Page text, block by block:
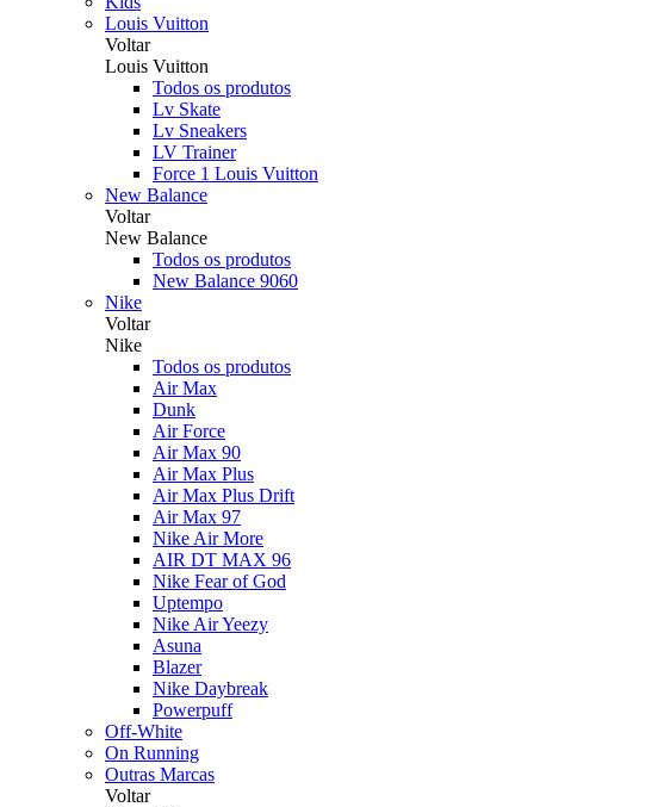
Louis Vuitton
Voltar
Louis Vuitton
Todos os produtos
Lv Skate
Lv Sneakers
LV Trainer
Force 1 Louis Vuitton
New Balance
Voltar
New Balance
Todos os produtos
New Balance 9060
Nike
Voltar
Nike
Todos os produtos
Air Max
Dunk
Air Force
Air Max 90
Air Max Plus
Air Max Plus Drift
Air Max 97
Nike Air More
AIR DT MAX 96
Nike Fear of God
Uptempo
Nike Air Yeezy
Asuna
Blazer
Nike Daybreak
Powerpuff
Off-White
On Running
Outras Marcas
Voltar